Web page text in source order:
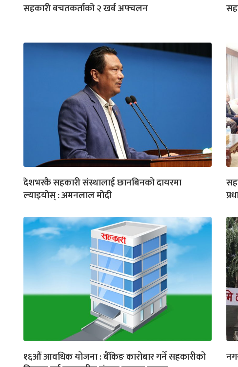
सहकारी बचतकर्ताको २ खर्ब अपचलन
देशभरकै सहकारी संस्थालाई छानबिनको दायरमा
ल्याइयोस् : अमनलाल मोदी
१६औं आवधिक योजना : बैंकिङ कारोबार गर्ने सहकारीको